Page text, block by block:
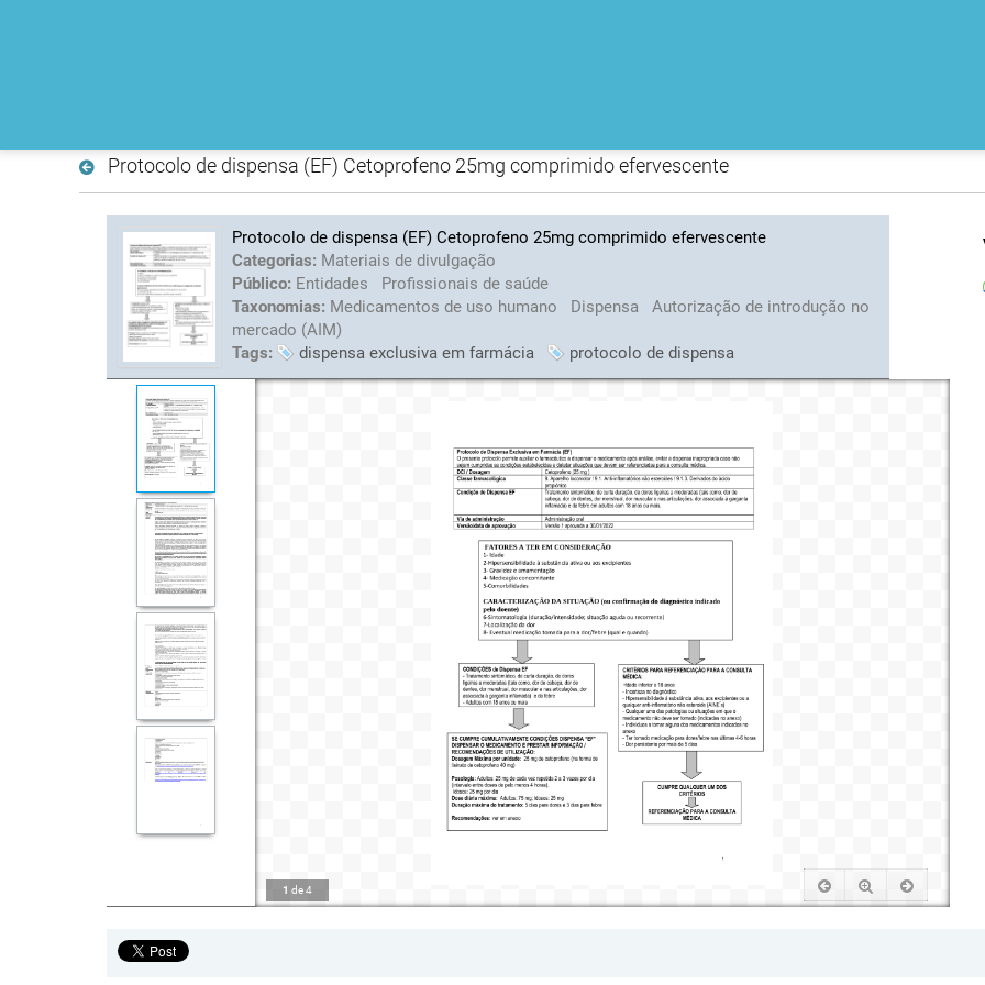
Protocolo de dispensa (EF) Cetoprofeno 25mg comprimido efervescente
Protocolo de dispensa (EF) Cetoprofeno 25mg comprimido efervescente
Categorias: Materiais de divulgação
Público: Entidades
Profissionais de saúde
Taxonomias: Medicamentos de uso humano Dispensa
Autorização de introdução no
mercado (AIM)
Tags:
dispensa exclusiva em farmácia protocolo de dispensa
1 de4